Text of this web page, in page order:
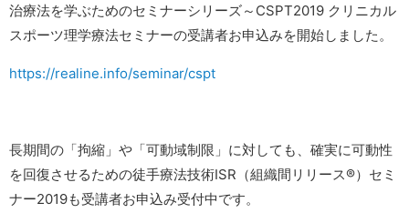
治療法を学ぶためのセミナーシリーズ～CSPT2019 クリニカル
スポーツ理学療法セミナーの受講者お申込みを開始しました。
https://realine.info/seminar/cspt
長期間の「拘縮」や「可動域制限」に対しても、確実に可動性
を回復させるための徒手療法技術ISR（組織間リリース®）セミ
ナー2019も受講者お申込み受付中です。